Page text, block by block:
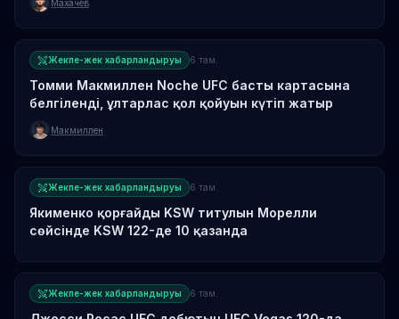
Махачев
Жекпе-жек хабарландыруы 6 там.
Томми Макмиллен Noche UFC басты картасына
белгіленді, ұлтарлас қол қойуын күтіп жатыр
Макмиллен
Жекпе-жек хабарландыруы 6 там.
Якименко қорғайды KSW титулын Морелли
сөйсінде KSW 122-де 10 қазанда
Жекпе-жек хабарландыруы 6 там.